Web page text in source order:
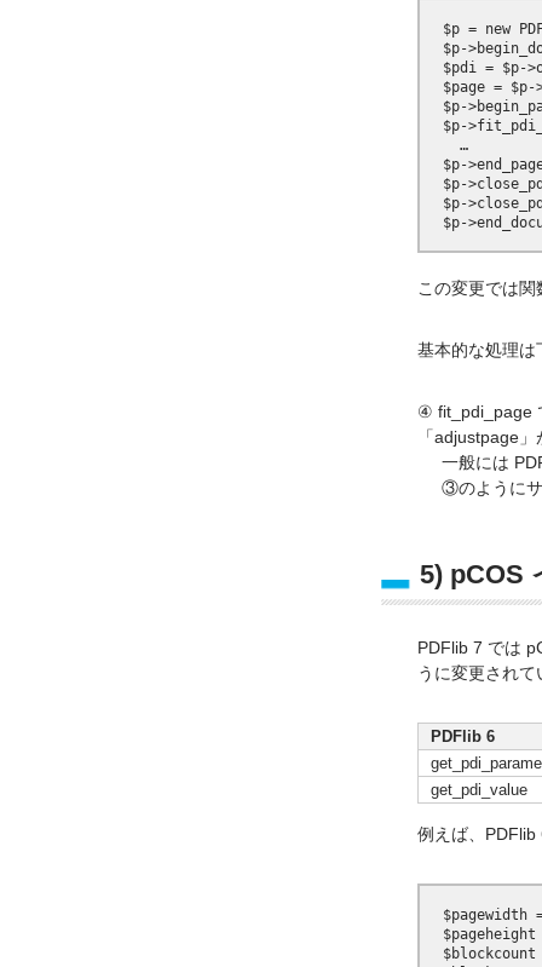
$p = new
$p-
$pdi = $p-
$page = $p-
$p-
$p-
    …
$p-
$p-
$p-
この変更では
基本的な処理は
④ fit_pdi_page
「adjustpage
一般には
③のように
5) pCOS
PDFlib 7 では
うに変更されて
PDFlib 6
get_pdi_value
例えば、PDFlib
$pagewidth
$pageheight
$blockcount